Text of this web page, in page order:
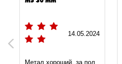
Previous
14.05.2024
Метал хороший, за пол